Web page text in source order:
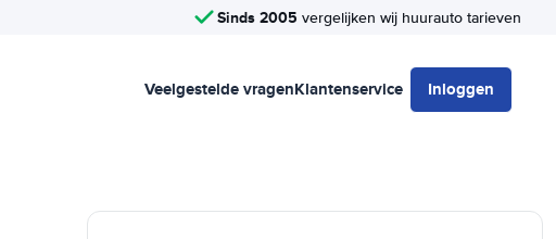
Sinds 2005 vergelijken wij huurauto tarieven
Veelgestelde vragenKlantenservice Inloggen